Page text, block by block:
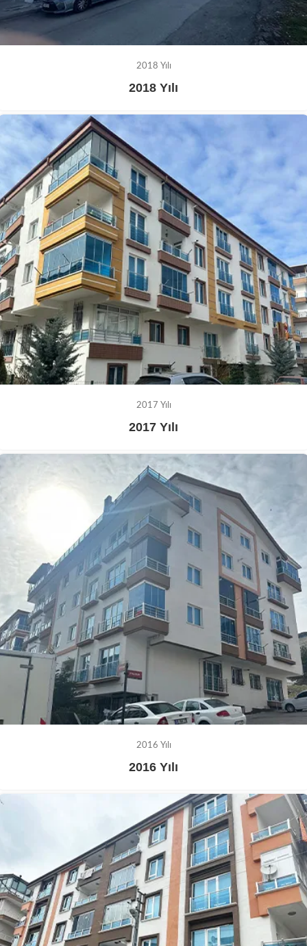
2018 Yılı
2018 Yılı
2017 Yılı
2017 Yılı
2016 Yılı
2016 Yılı